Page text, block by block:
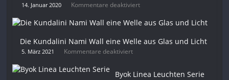
14. Januar 2020 Kommentare deaktiviert
Die Kundalini Nami Wall eine Welle aus Glas und Licht
5. März 2021 Kommentare deaktiviert
Byok Linea Leuchten Serie